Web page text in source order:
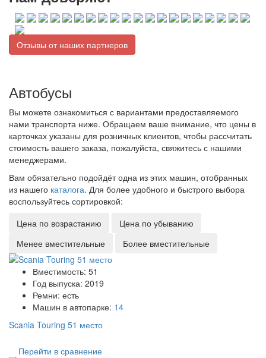
Отзывы от наших партнеров
Автобусы
Вы можете ознакомиться с вариантами предоставляемого
нами транспорта ниже. Обращаем ваше внимание, что цены в
карточках указаны для розничных клиентов, чтобы рассчитать
стоимость вашего заказа, пожалуйста, свяжитесь с нашими
менеджерами.
Вам обязательно подойдёт одна из этих машин, отобранных
из нашего каталога. Для более удобного и быстрого выбора
воспользуйтесь сортировкой:
Цена по возрастанию
Цена по убыванию
Менее вместительные
Более вместительные
Вместимость: 51
Год выпуска: 2019
Ремни: есть
Машин в автопарке: 14
Scania Touring 51 место
Перейти в сравнение